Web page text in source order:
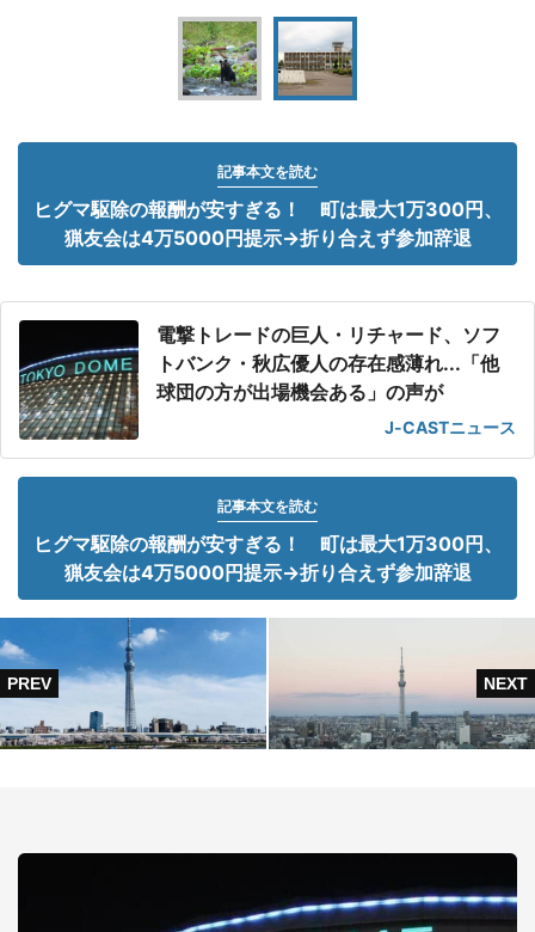
記事本文を読む
ヒグマ駆除の報酬が安すぎる！ 町は最大1万300円、
猟友会は4万5000円提示→折り合えず参加辞退
電撃トレードの巨人・リチャード、ソフ
トバンク・秋広優人の存在感薄れ...「他
球団の方が出場機会ある」の声が
J-CASTニュース
記事本文を読む
ヒグマ駆除の報酬が安すぎる！ 町は最大1万300円、
猟友会は4万5000円提示→折り合えず参加辞退